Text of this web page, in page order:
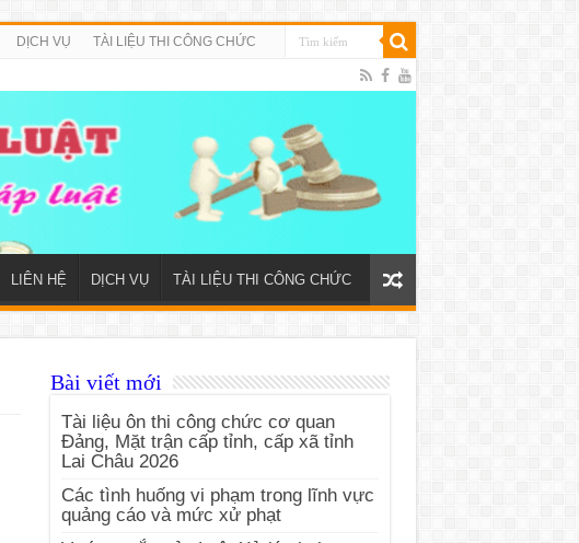
DỊCH VỤ TÀI LIỆU THI CÔNG CHỨC
LIÊN HỆ DỊCH VỤ TÀI LIỆU THI CÔNG CHỨC
Bài viết mới
Tài liệu ôn thi công chức cơ quan
Đảng, Mặt trận cấp tỉnh, cấp xã tỉnh
Lai Châu 2026
Các tình huống vi phạm trong lĩnh vực
quảng cáo và mức xử phạt